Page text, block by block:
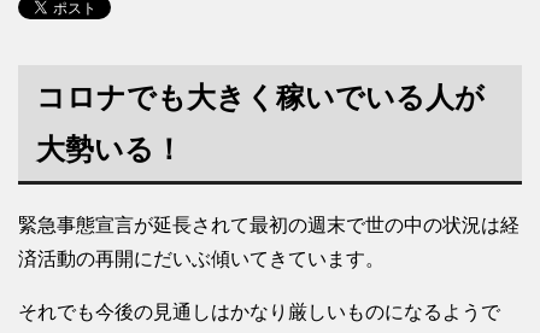
コロナでも大きく稼いでいる人が
大勢いる！
緊急事態宣言が延長されて最初の週末で世の中の状況は経
済活動の再開にだいぶ傾いてきています。
それでも今後の見通しはかなり厳しいものになるようで